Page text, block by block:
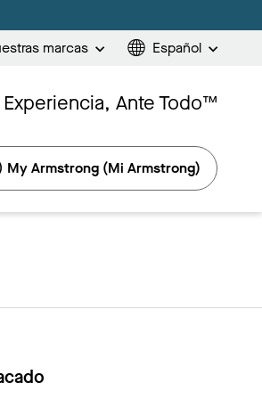
marcas Español
Experiencia, Ante Todo™
My Armstrong (Mi Armstrong)